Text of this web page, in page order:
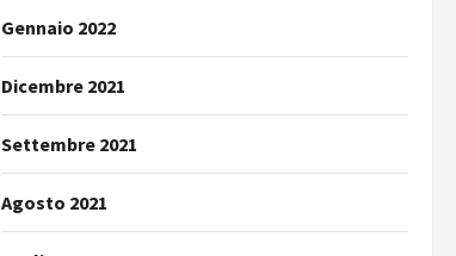
Gennaio 2022
Dicembre 2021
Settembre 2021
Agosto 2021